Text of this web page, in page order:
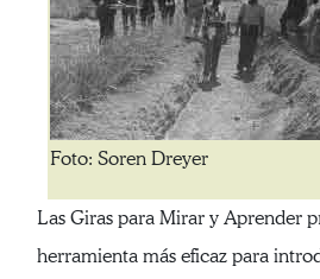
Foto: Soren Dreyer
Las Giras para Mirar y Aprender
herramienta más eficaz para